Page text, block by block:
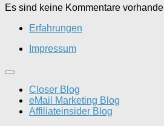
Es sind keine Kommentare
Erfahrungen
Impressum
Closer Blog
eMail Marketing Blog
Affiliateinsider Blog